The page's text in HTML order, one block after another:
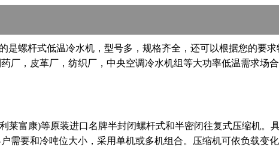
螺杆式低温冷水机，型号多，规格齐全，还可以根据您的要
，皮革厂，纺织厂，中央空调冷水机组等大功率低温需求场合
莱富康)等原装进口名牌半封闭螺杆式和半密闭往复式压缩机。
需要和冷吨位大小，采用单机或多机组合。压缩机可依负载变